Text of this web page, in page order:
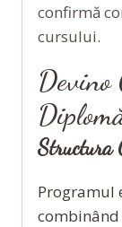
confirmă
cursului.
Devino
Structura
Programul
combinând